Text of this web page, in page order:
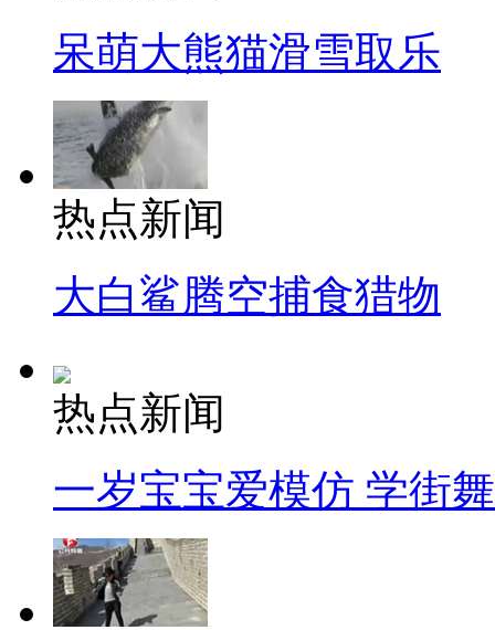
呆萌大熊猫滑雪取乐
热点新闻
大白鲨腾空捕食猎物
热点新闻
一岁宝宝爱模仿 学街